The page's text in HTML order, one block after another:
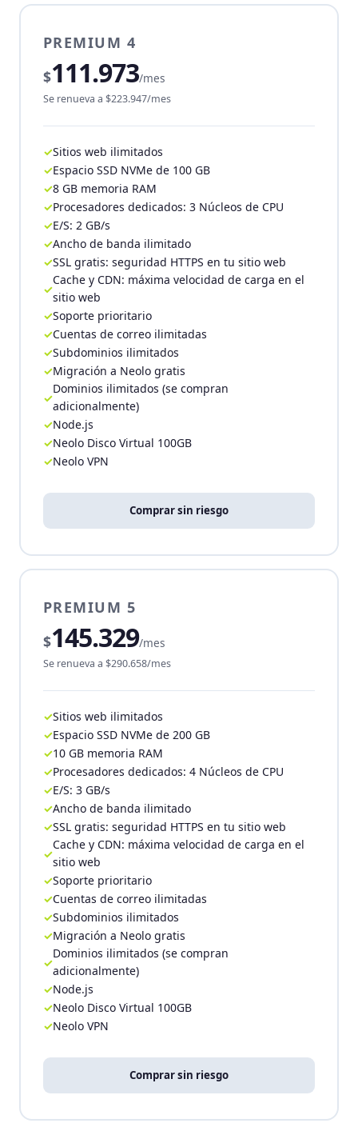
PREMIUM 4
$111.973/mes
Se renueva a $223.947/mes
Sitios web ilimitados
Espacio SSD NVMe de 100 GB
8 GB memoria RAM
Procesadores dedicados: 3 Núcleos de CPU
E/S: 2 GB/s
Ancho de banda ilimitado
SSL gratis: seguridad HTTPS en tu sitio web
Cache y CDN: máxima velocidad de carga en el
sitio web
Soporte prioritario
Cuentas de correo ilimitadas
Subdominios ilimitados
Migración a Neolo gratis
Dominios ilimitados (se compran
adicionalmente)
Node.js
Neolo Disco Virtual 100GB
Neolo VPN
Comprar sin riesgo
PREMIUM 5
$145.329/mes
Se renueva a $290.658/mes
Sitios web ilimitados
Espacio SSD NVMe de 200 GB
10 GB memoria RAM
Procesadores dedicados: 4 Núcleos de CPU
E/S: 3 GB/s
Ancho de banda ilimitado
SSL gratis: seguridad HTTPS en tu sitio web
Cache y CDN: máxima velocidad de carga en el
sitio web
Soporte prioritario
Cuentas de correo ilimitadas
Subdominios ilimitados
Migración a Neolo gratis
Dominios ilimitados (se compran
adicionalmente)
Node.js
Neolo Disco Virtual 100GB
Neolo VPN
Comprar sin riesgo